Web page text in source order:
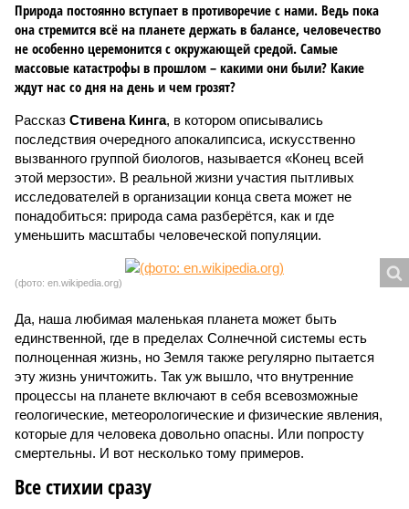
Природа постоянно вступает в противоречие с нами. Ведь пока
она стремится всё на планете держать в балансе, человечество
не особенно церемонится с окружающей средой. Самые
массовые катастрофы в прошлом – какими они были? Какие
ждут нас со дня на день и чем грозят?
Рассказ Стивена Кинга, в котором описывались
последствия очередного апокалипсиса, искусственно
вызванного группой биологов, называется «Конец всей
этой мерзости». В реальной жизни участия пытливых
исследователей в организации конца света может не
понадобиться: природа сама разберётся, как и где
уменьшить масштабы человеческой популяции.
(фото: en.wikipedia.org)
Да, наша любимая маленькая планета может быть
единственной, где в пределах Солнечной системы есть
полноценная жизнь, но Земля также регулярно пытается
эту жизнь уничтожить. Так уж вышло, что внутренние
процессы на планете включают в себя всевозможные
геологические, метеорологические и физические явления,
которые для человека довольно опасны. Или попросту
смертельны. И вот несколько тому примеров.
Все стихии сразу